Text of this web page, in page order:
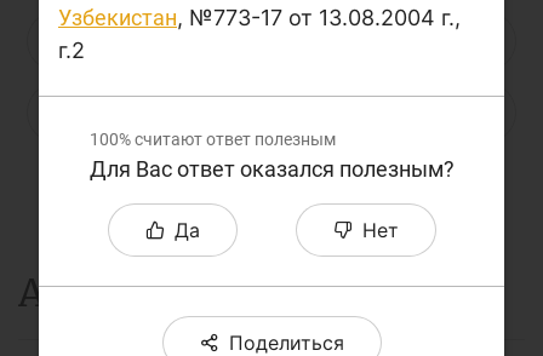
О проекте
Карта сайта
Н
Ю Я ...
А
Узбекистан, №773-17 от 13.08.2004 г.,
г.2
100%считают ответ полезным
Для Вас ответ оказался полезным?
Да Нет
Поделиться